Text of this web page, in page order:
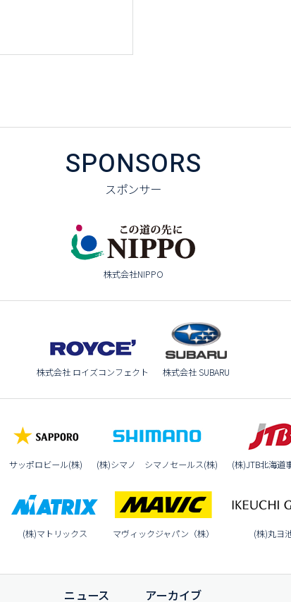
SPONSORS
スポンサー
株式会社NIPPO
株式会社 ロイズコンフェクト 株式会社 SUBARU
サッポロビール(株) (株)シマノ シマノセールス(株) (株)JTB北海道
(株)マトリックス マヴィックジャパン（株） (株)丸ヨ
ニュース アーカイブ